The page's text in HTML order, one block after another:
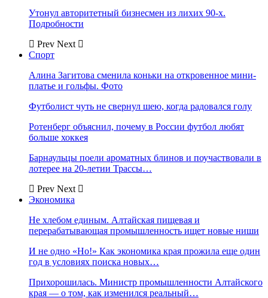
Утонул авторитетный бизнесмен из лихих 90-х.
Подробности
Prev Next
Спорт
Алина Загитова сменила коньки на откровенное мини-
платье и гольфы. Фото
Футболист чуть не свернул шею, когда радовался голу
Ротенберг объяснил, почему в России футбол любят
больше хоккея
Барнаульцы поели ароматных блинов и поучаствовали в
лотерее на 20-летии Трассы…
Prev Next
Экономика
Не хлебом единым. Алтайская пищевая и
перерабатывающая промышленность ищет новые ниши
И не одно «Но!» Как экономика края прожила еще один
год в условиях поиска новых…
Прихорошилась. Министр промышленности Алтайского
края — о том, как изменился реальный…